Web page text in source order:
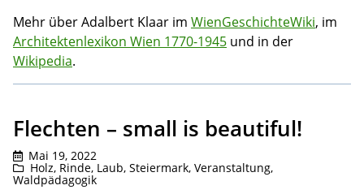
Mehr über Adalbert Klaar im WienGeschichteWiki, im
Architektenlexikon Wien 1770-1945 und in der
Wikipedia.
Flechten – small is beautiful!
Mai 19, 2022
Holz, Rinde, Laub, Steiermark, Veranstaltung,
Waldpädagogik